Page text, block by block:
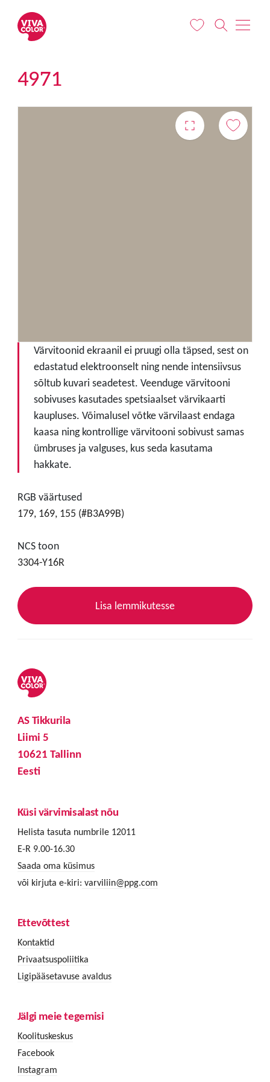
4971
Värvitoonid ekraanil ei pruugi olla täpsed, sest on
edastatud elektroonselt ning nende intensiivsus
sõltub kuvari seadetest. Veenduge värvitooni
sobivuses kasutades spetsiaalset värvikaarti
kaupluses. Võimalusel võtke värvilaast endaga
kaasa ning kontrollige värvitooni sobivust samas
ümbruses ja valguses, kus seda kasutama
hakkate.
RGB väärtused
179, 169, 155 (#B3A99B)
NCS toon
3304-Y16R
Lisa lemmikutesse
AS Tikkurila
Liimi 5
10621 Tallinn
Eesti
Küsi värvimisalast nõu
Helista tasuta numbrile 12011
E-R 9.00-16.30
Saada oma küsimus
või kirjuta e-kiri: varviliin@ppg.com
Ettevõttest
Kontaktid
Privaatsuspoliitika
Ligipääsetavuse avaldus
Jälgi meie tegemisi
Koolituskeskus
Facebook
Instagram